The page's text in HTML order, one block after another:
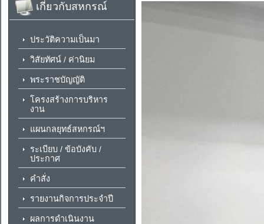
เกี่ยวกับสหกรณ์
ประวัติความเป็นมา
วิสัยทัศน์ / ค่านิยม
พระราชบัญญัติ
โครงสร้างการบริหาร
งาน
แผนกลยุทธ์สหกรณ์ฯ
ระเบียบ / ข้อบังคับ /
ประกาศ
คำสั่ง
รายงานกิจการประจำปี
ผลการดำเนินงาน